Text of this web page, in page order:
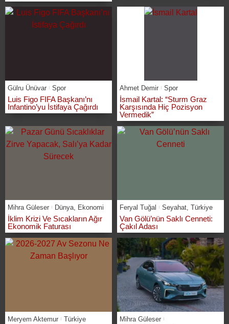
Gülru Ünüvar Spor
Luis Figo FIFA Başkanı’nı
Infantino’yu İstifaya Çağırdı
Ahmet Demir Spor
İsmail Kartal: “Sturm Graz
Karşısında Hiç Pozisyon
Vermedik”
Mihra Güleser Dünya Ekonomi
İklim Krizi Ve Sıcakların Ağır
Ekonomik Faturası
Feryal Tuğal Seyahat Türkiye
Van Gölü’nün Saklı Cenneti:
Çakıl Adası
Meryem Aktemur Türkiye
Mihra Güleser